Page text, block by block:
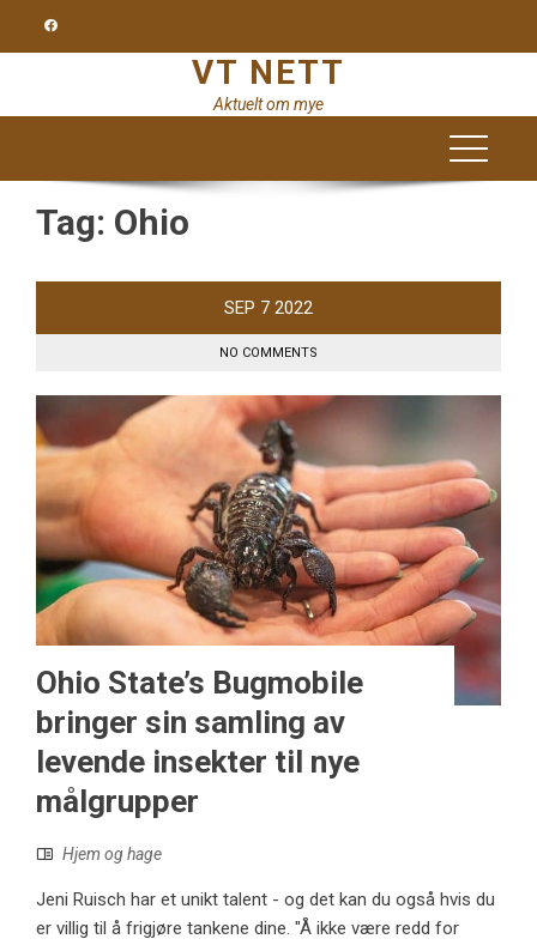
VT NETT
Aktuelt om mye
Tag: Ohio
SEP 7 2022
NO COMMENTS
Ohio State’s Bugmobile
bringer sin samling av
levende insekter til nye
målgrupper
Hjem og hage
Jeni Ruisch har et unikt talent - og det kan du også hvis du
er villig til å frigjøre tankene dine. "Å ikke være redd for